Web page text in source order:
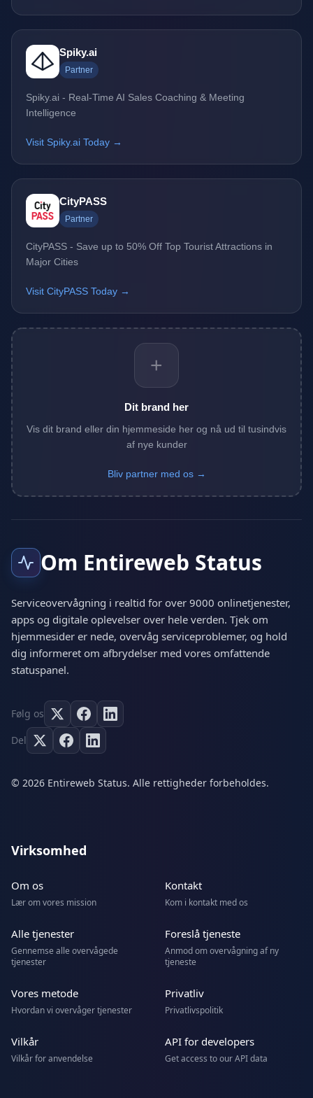
Spiky.ai
Partner
Spiky.ai - Real-Time AI Sales Coaching & Meeting
Intelligence
Visit Spiky.ai Today →
CityPASS
Partner
CityPASS - Save up to 50% Off Top Tourist Attractions in
Major Cities
Visit CityPASS Today →
+
Dit brand her
Vis dit brand eller din hjemmeside her og nå ud til tusindvis
af nye kunder
Bliv partner med os →
Om Entireweb Status
Serviceovervågning i realtid for over 9000 onlinetjenester,
apps og digitale oplevelser over hele verden. Tjek om
hjemmesider er nede, overvåg serviceproblemer, og hold
dig informeret om afbrydelser med vores omfattende
statuspanel.
Følg os
Del
© 2026 Entireweb Status. Alle rettigheder forbeholdes.
Virksomhed
Om os
Lær om vores mission
Kontakt
Kom i kontakt med os
Alle tjenester
Gennemse alle overvågede
tjenester
Foreslå tjeneste
Anmod om overvågning af ny
tjeneste
Vores metode
Hvordan vi overvåger tjenester
Privatliv
Privatlivspolitik
Vilkår
Vilkår for anvendelse
API for developers
Get access to our API data